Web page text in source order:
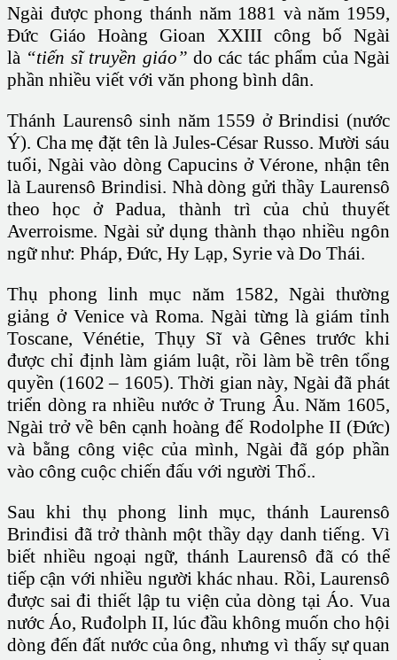
Ngài được phong thánh năm 1881 và năm 1959,
Đức Giáo Hoàng Gioan XXIII công bố Ngài
là “tiến sĩ truyền giáo” do các tác phẩm của Ngài
phần nhiều viết với văn phong bình dân.
Thánh Laurensô sinh năm 1559 ở Brindisi (nước
Ý). Cha mẹ đặt tên là Jules-César Russo. Mười sáu
tuổi, Ngài vào dòng Capucins ở Vérone, nhận tên
là Laurensô Brindisi. Nhà dòng gửi thầy Laurensô
theo học ở Padua, thành trì của chủ thuyết
Averroisme. Ngài sử dụng thành thạo nhiều ngôn
ngữ như: Pháp, Đức, Hy Lạp, Syrie và Do Thái.
Thụ phong linh mục năm 1582, Ngài thường
giảng ở Venice và Roma. Ngài từng là giám tỉnh
Toscane, Vénétie, Thụy Sĩ và Gênes trước khi
được chỉ định làm giám luật, rồi làm bề trên tổng
quyền (1602 – 1605). Thời gian này, Ngài đã phát
triển dòng ra nhiều nước ở Trung Âu. Năm 1605,
Ngài trở về bên cạnh hoàng đế Rodolphe II (Đức)
và bằng công việc của mình, Ngài đã góp phần
vào công cuộc chiến đấu với người Thổ..
Sau khi thụ phong linh mục, thánh Laurensô
Brinđisi đã trở thành một thầy dạy danh tiếng. Vì
biết nhiều ngoại ngữ, thánh Laurensô đã có thể
tiếp cận với nhiều người khác nhau. Rồi, Laurensô
được sai đi thiết lập tu viện của dòng tại Áo. Vua
nước Áo, Ruđolph II, lúc đầu không muốn cho hội
dòng đến đất nước của ông, nhưng vì thấy sự quan